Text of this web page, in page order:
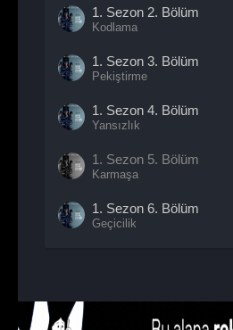
1. Sezon 2. Bölüm
Kodlama
1. Sezon 3. Bölüm
Pekiştirme
1. Sezon 4. Bölüm
Yansızlık
1. Sezon 5. Bölüm
Karmaşa
1. Sezon 6. Bölüm
Geçicilik
1. Sezon8. Bölüm-